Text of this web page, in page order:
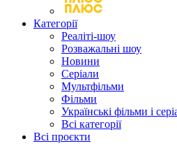
Категорії
Реаліті-шоу
Розважальні шоу
Новини
Серіали
Мультфільми
Фільми
Українські фільми і
Всі категорії
Всі проєкти